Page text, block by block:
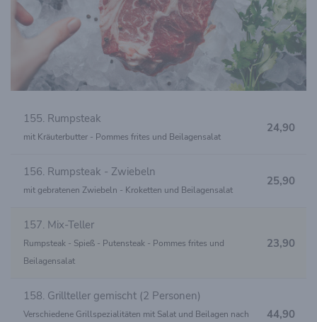
155. Rumpsteak
mit Kräuterbutter - Pommes frites und Beilagensalat
24,90
156. Rumpsteak - Zwiebeln
mit gebratenen Zwiebeln - Kroketten und Beilagensalat
25,90
157. Mix-Teller
Rumpsteak - Spieß - Putensteak - Pommes frites und
Beilagensalat
23,90
158. Grillteller gemischt (2 Personen)
Verschiedene Grillspezialitäten mit Salat und Beilagen nach
44,90